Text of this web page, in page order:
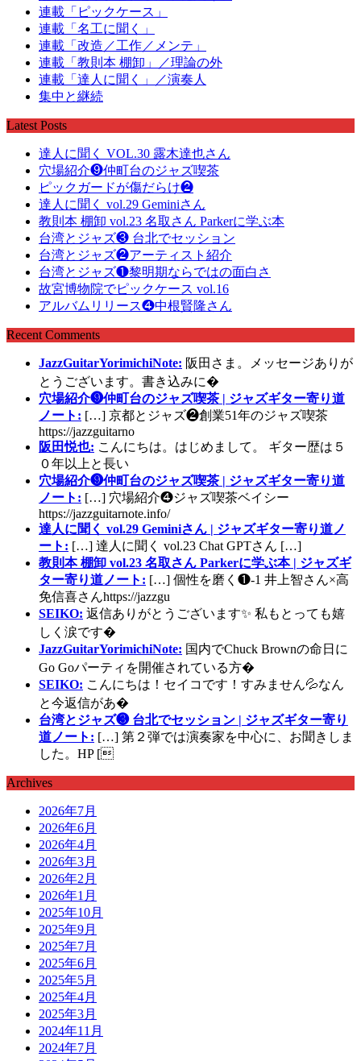
連載「ピックケース」
連載「名工に聞く」
連載「改造／工作／メンテ」
連載「教則本 棚卸」／理論の外
連載「達人に聞く」／演奏人
集中と継続
Latest Posts
達人に聞く VOL.30 露木達也さん
穴場紹介❾仲町台のジャズ喫茶
ピックガードが傷だらけ❷
達人に聞く vol.29 Geminiさん
教則本 棚卸 vol.23 名取さん Parkerに学ぶ本
台湾とジャズ❸ 台北でセッション
台湾とジャズ❷アーティスト紹介
台湾とジャズ❶黎明期ならではの面白さ
故宮博物院でピックケース vol.16
アルバムリリース❹中根賢隆さん
Recent Comments
JazzGuitarYorimichiNote: 阪田さま。メッセージありが
とうございます。書き込みに�
穴場紹介❾仲町台のジャズ喫茶 | ジャズギター寄り道
ノート: […] 京都とジャズ❷創業51年のジャズ喫茶
https://jazzguitarno
阪田悦也: こんにちは。はじめまして。 ギター歴は５
０年以上と長い
穴場紹介❾仲町台のジャズ喫茶 | ジャズギター寄り道
ノート: […] 穴場紹介❹ジャズ喫茶ベイシー
https://jazzguitarnote.info/
達人に聞く vol.29 Geminiさん | ジャズギター寄り道ノ
ート: […] 達人に聞く vol.23 Chat GPTさん […]
教則本 棚卸 vol.23 名取さん Parkerに学ぶ本 | ジャズギ
ター寄り道ノート: […] 個性を磨く❶-1 井上智さん×高
免信喜さんhttps://jazzgu
SEIKO: 返信ありがとうございます✨ 私もとっても嬉
しく涙です�
JazzGuitarYorimichiNote: 国内でChuck Brownの命日に
Go Goパーティを開催されている方�
SEIKO: こんにちは！セイコです！すみません💦なん
と今返信があ�
台湾とジャズ❸ 台北でセッション | ジャズギター寄り
道ノート: […] 第２弾では演奏家を中心に、お聞きしま
した。HP [
Archives
2026年7月
2026年6月
2026年4月
2026年3月
2026年2月
2026年1月
2025年10月
2025年9月
2025年7月
2025年6月
2025年5月
2025年4月
2025年3月
2024年11月
2024年7月